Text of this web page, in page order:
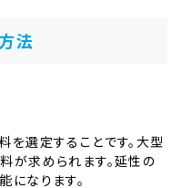
法
を選定することです。大型
が求められます。延性の
になります。